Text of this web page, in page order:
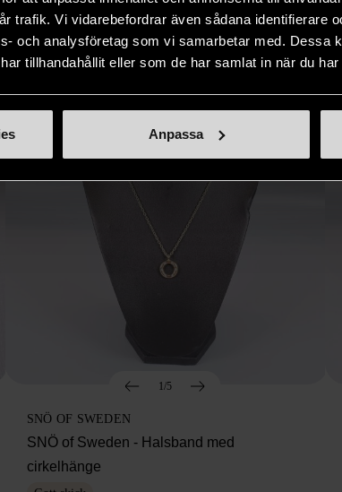
trafik. Vi vidarebefordrar även sådana identifierare
och analysföretag som vi samarbetar med. Dessa
tillhandahållit eller som de har samlat in när du
Anpassa
Hitta produkter som påminner om
1/5
SNÖ OF SWEDEN
SNÖ of Sweden - Halsband med
cirkelhänge